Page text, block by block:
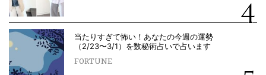
当たりすぎて怖い！あなたの今週の運勢
（2/23〜3/1）を数秘術占いで占います
FORTUNE